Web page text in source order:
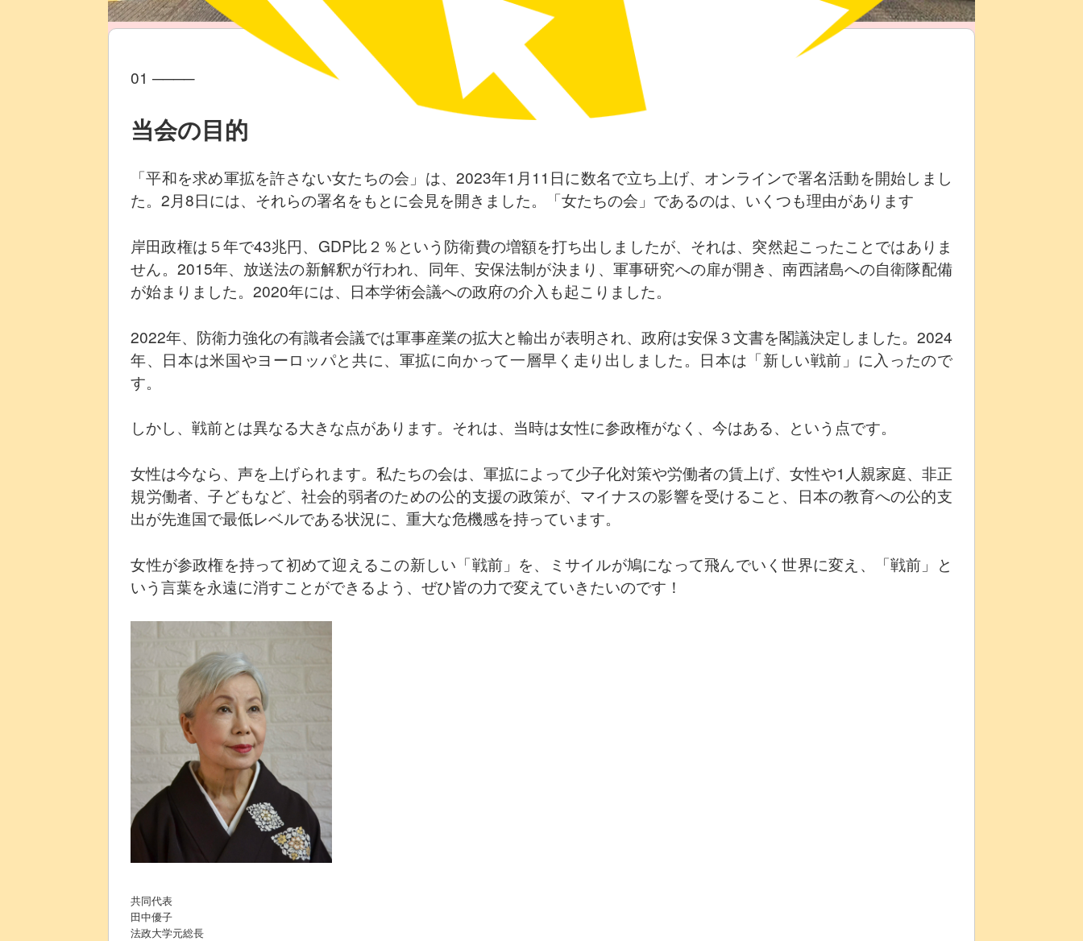
01 ────
当会の目的
「平和を求め軍拡を許さない女たちの会」は、2023年1月11日に数名で立ち上げ、オンラインで署名活動を開始しまし
た。2月8日には、それらの署名をもとに会見を開きました。「女たちの会」であるのは、いくつも理由があります
岸田政権は５年で43兆円、GDP比２％という防衛費の増額を打ち出しましたが、それは、突然起こったことではありま
せん。2015年、放送法の新解釈が行われ、同年、安保法制が決まり、軍事研究への扉が開き、南西諸島への自衛隊配備
が始まりました。2020年には、日本学術会議への政府の介入も起こりました。
2022年、防衛力強化の有識者会議では軍事産業の拡大と輸出が表明され、政府は安保３文書を閣議決定しました。2024
年、日本は米国やヨーロッパと共に、軍拡に向かって一層早く走り出しました。日本は「新しい戦前」に入ったので
す。
しかし、戦前とは異なる大きな点があります。それは、当時は女性に参政権がなく、今はある、という点です。
女性は今なら、声を上げられます。私たちの会は、軍拡によって少子化対策や労働者の賃上げ、女性や1人親家庭、非正
規労働者、子どもなど、社会的弱者のための公的支援の政策が、マイナスの影響を受けること、日本の教育への公的支
出が先進国で最低レベルである状況に、重大な危機感を持っています。
女性が参政権を持って初めて迎えるこの新しい「戦前」を、ミサイルが鳩になって飛んでいく世界に変え、「戦前」と
いう言葉を永遠に消すことができるよう、ぜひ皆の力で変えていきたいのです！
共同代表
田中優子
法政大学元総長